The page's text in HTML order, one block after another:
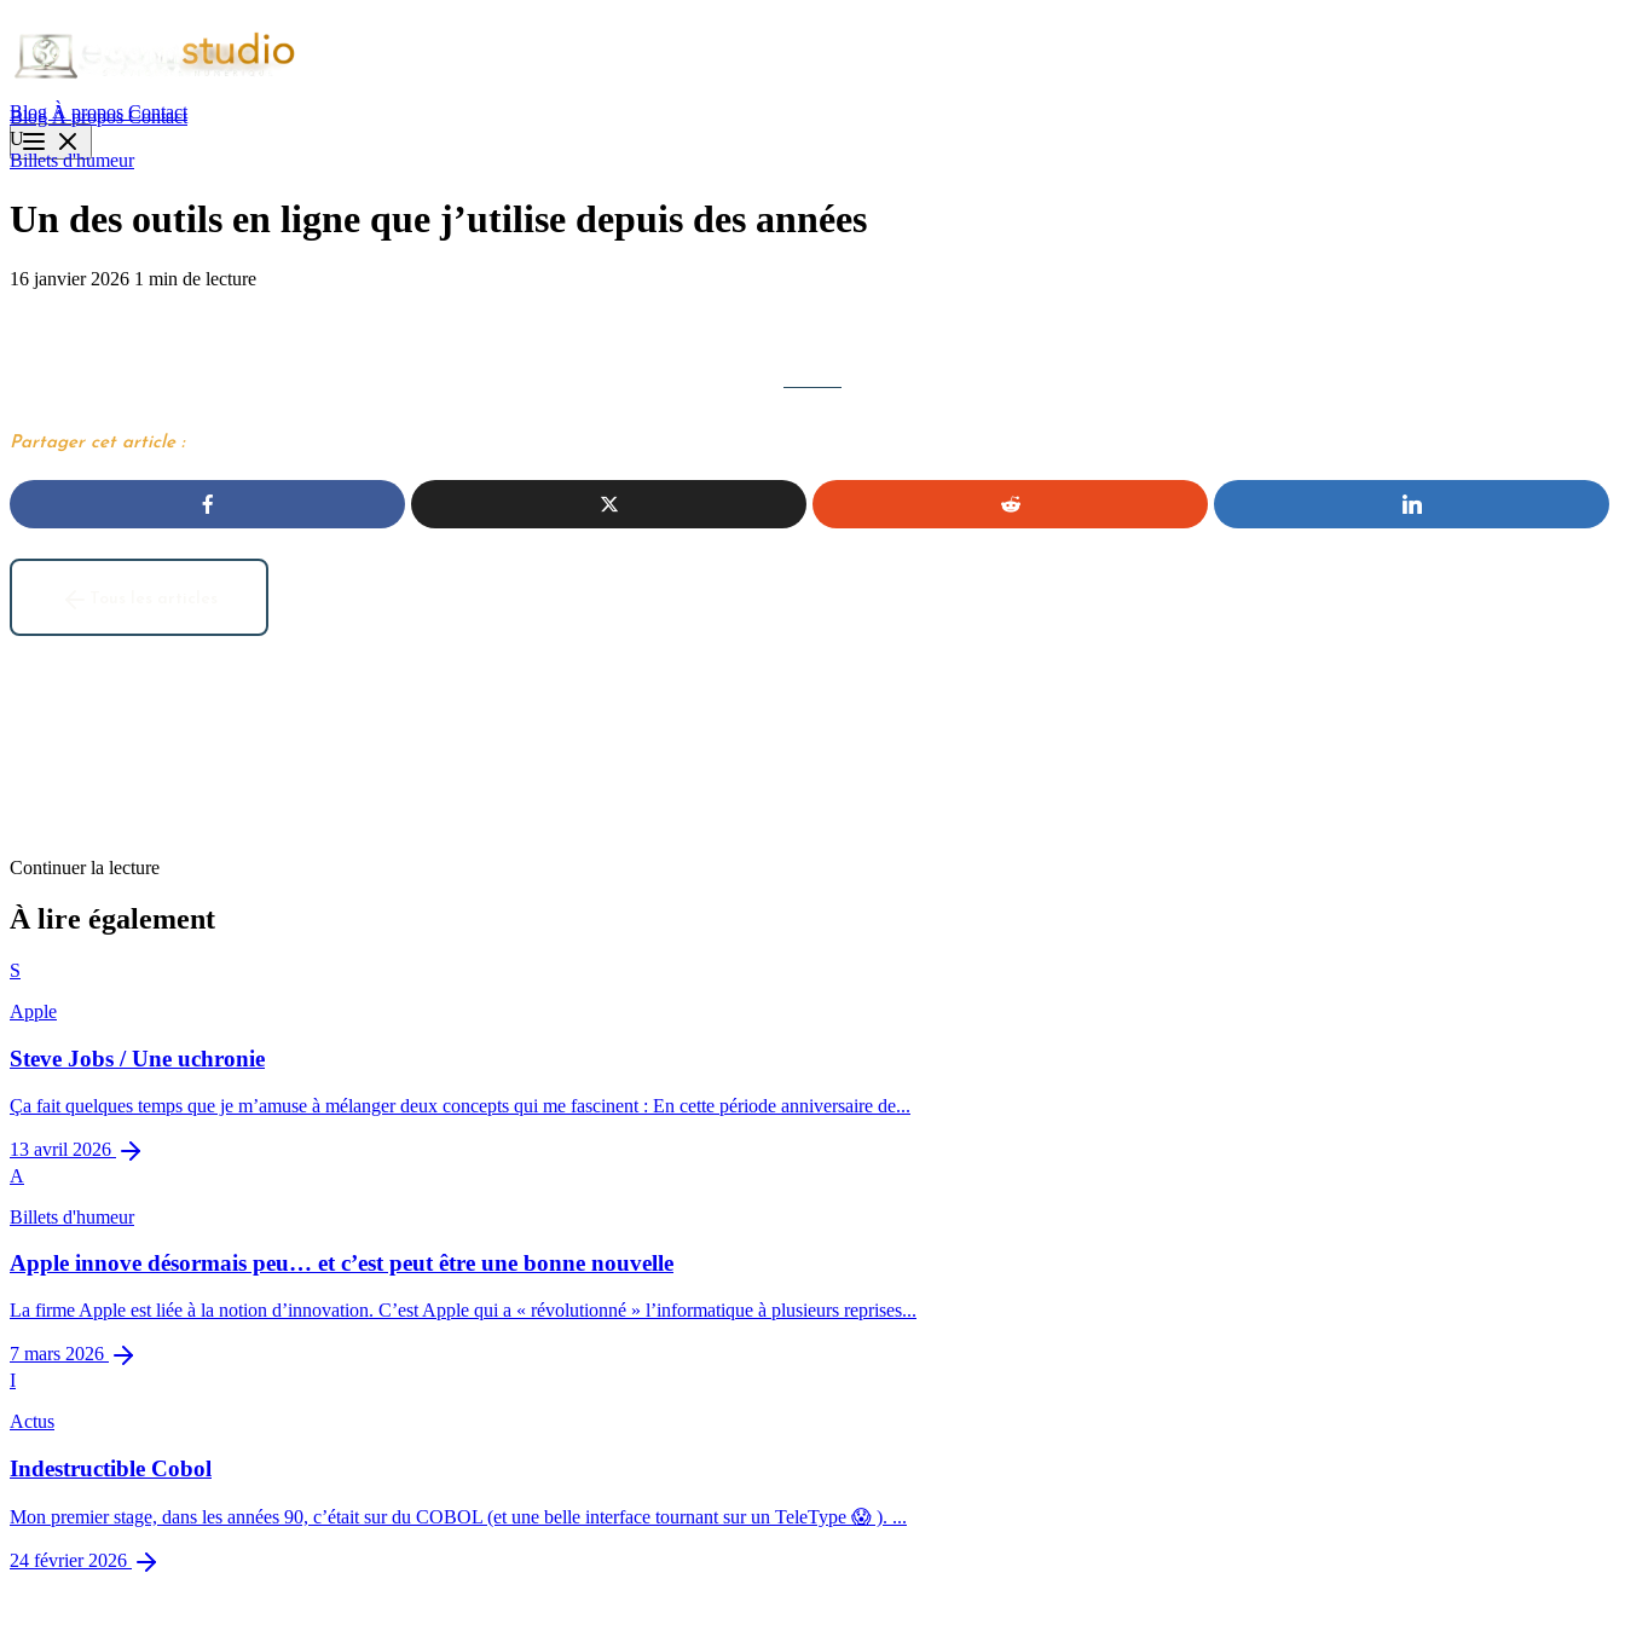
Blog À propos Contact
BlogÀ proposContact
U
Billets d'humeur
Un des outils en ligne que j’utilise depuis des années
16 janvier 2026 1 min de lecture
Partager cet article :
Continuer la lecture
À lire également
S
Apple
Steve Jobs / Une uchronie
Ça fait quelques temps que je m’amuse à mélanger deux concepts qui me fascinent : En cette période anniversaire de...
13 avril 2026
A
Billets d'humeur
Apple innove désormais peu… et c’est peut être une bonne nouvelle
La firme Apple est liée à la notion d’innovation. C’est Apple qui a « révolutionné » l’informatique à plusieurs reprises...
7 mars 2026
I
Actus
Indestructible Cobol
Mon premier stage, dans les années 90, c’était sur du COBOL (et une belle interface tournant sur un TeleType 😱 ). ...
24 février 2026